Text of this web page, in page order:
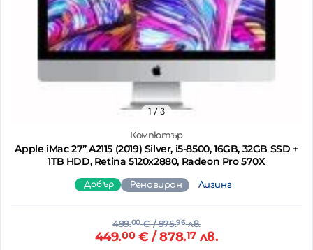
Компютър
Apple iMac 27’’ A2115 (2019) Silver, i5-8500, 16GB, 32GB SSD +
1TB HDD, Retina 5120x2880, Radeon Pro 570X
1 / 3
Добър Реновиран Лизинг
499.00€/ 975.96лв.
449.00€ / 878.17лв.